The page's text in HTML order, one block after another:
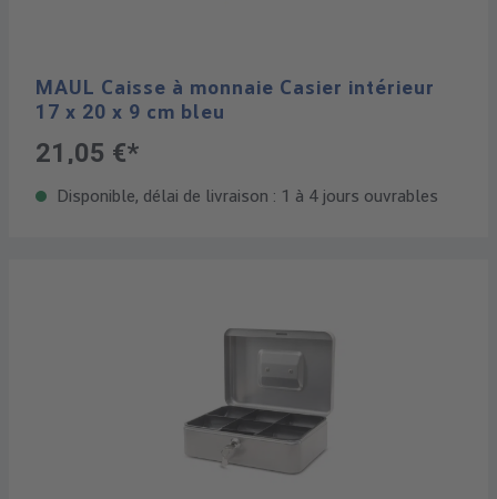
MAUL Caisse à monnaie Casier intérieur
17 x 20 x 9 cm bleu
21,05 €*
Disponible, délai de livraison : 1 à 4 jours ouvrables